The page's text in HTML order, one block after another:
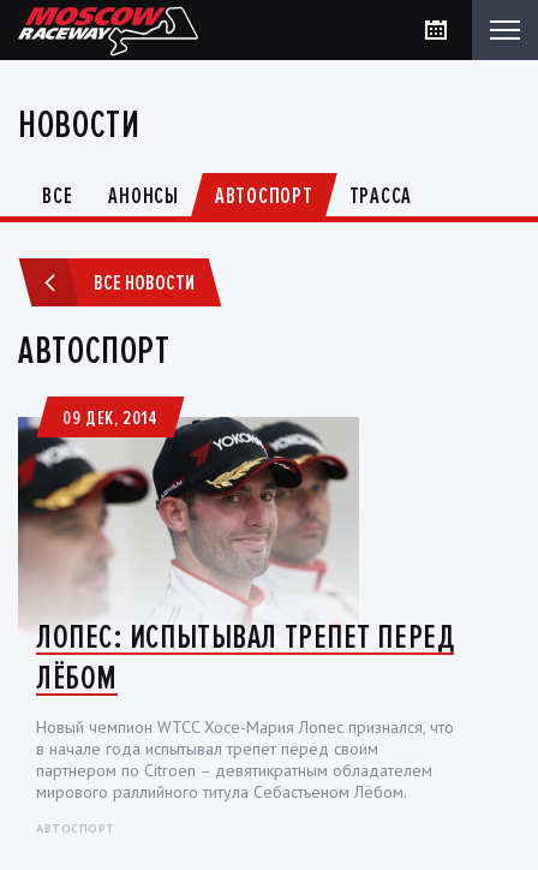
НОВОСТИ
ВСЕ АНОНСЫ АВТОСПОРТ ТРАССА
ВСЕ НОВОСТИ
АВТОСПОРТ
09 ДЕК, 2014
ЛОПЕС: ИСПЫТЫВАЛ ТРЕПЕТ ПЕРЕД
ЛЁБОМ
Новый чемпион WTCC Хосе-Мария Лопес признался, что
в начале года испытывал трепет перед своим
партнером по Citroen – девятикратным обладателем
мирового раллийного титула Себастьеном Лёбом.
АВТОСПОРТ